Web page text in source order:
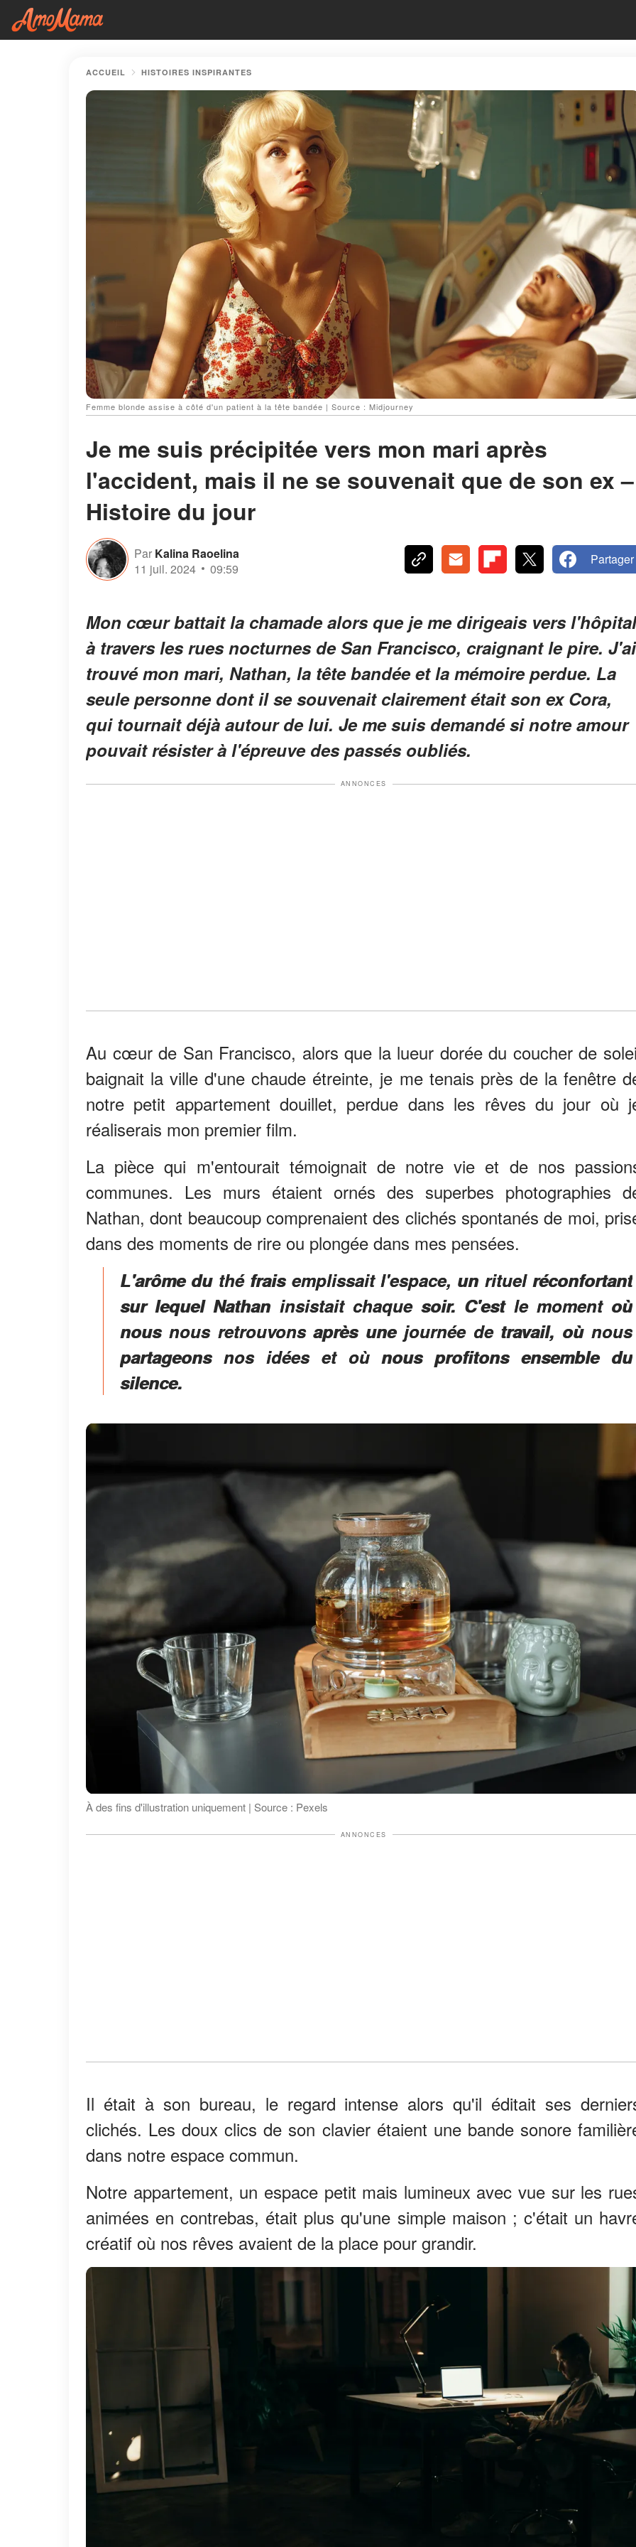
ACCUEIL HISTOIRES INSPIRANTES
Femme blonde assise à côté d'un patient à la tête bandée | Source : Midjourney
Je me suis précipitée vers mon mari après
l'accident, mais il ne se souvenait que de son ex –
Histoire du jour
Par Kalina Raoelina
11 juil. 2024
09:59
Partager
Mon cœur battait la chamade alors que je me dirigeais vers l'hôpital
à travers les rues nocturnes de San Francisco, craignant le pire. J'ai
trouvé mon mari, Nathan, la tête bandée et la mémoire perdue. La
seule personne dont il se souvenait clairement était son ex Cora,
qui tournait déjà autour de lui. Je me suis demandé si notre amour
pouvait résister à l'épreuve des passés oubliés.
ANNONCES
Au cœur de San Francisco, alors que la lueur dorée du coucher de
baignait la ville d'une chaude étreinte, je me tenais près de la fenêtre
notre petit appartement douillet, perdue dans les rêves du jour où
réaliserais mon premier film.
La pièce qui m'entourait témoignait de notre vie et de nos
communes. Les murs étaient ornés des superbes photographies
Nathan, dont beaucoup comprenaient des clichés spontanés de moi,
dans des moments de rire ou plongée dans mes pensées.
L'arôme du thé frais emplissait l'espace, un rituel réconfortant
sur lequel Nathan insistait chaque soir. C'est le moment où
nous nous retrouvons après une journée de travail, où nous
partageons nos idées et où nous profitons ensemble du
silence.
À des fins d'illustration uniquement | Source : Pexels
ANNONCES
Il était à son bureau, le regard intense alors qu'il éditait ses
clichés. Les doux clics de son clavier étaient une bande sonore
dans notre espace commun.
Notre appartement, un espace petit mais lumineux avec vue sur les
animées en contrebas, était plus qu'une simple maison ; c'était un
créatif où nos rêves avaient de la place pour grandir.